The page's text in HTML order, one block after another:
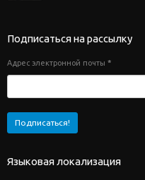
Подписаться на рассылку
Адрес электронной почты *
Языковая локализация